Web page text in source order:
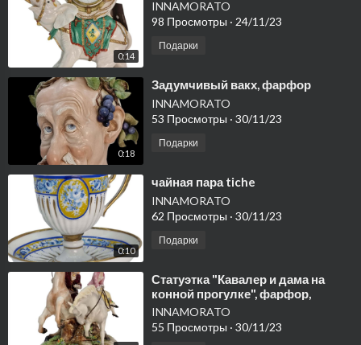
0:14
INNAMORATO
98 Просмотры · 24/11/23
Подарки
0:18
⁣Задумчивый вакх, фарфор
INNAMORATO
53 Просмотры · 30/11/23
Подарки
0:10
⁣чайная пара tiche
INNAMORATO
62 Просмотры · 30/11/23
Подарки
⁣Статуэтка "Кавалер и дама на
конной прогулке", фарфор,
Италия
INNAMORATO
55 Просмотры · 30/11/23